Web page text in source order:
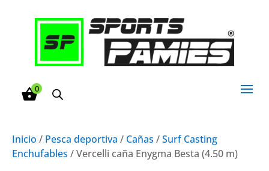
0
Inicio / Pesca deportiva / Cañas /Surf Casting
Enchufables / Vercelli caña Enygma Besta (4.50 m)